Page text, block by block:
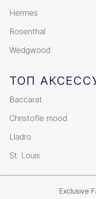
Hermes
Rosenthal
Wedgwood
ТОП
Baccarat
Christofle mood
Lladro
St. Louis
Exclusive